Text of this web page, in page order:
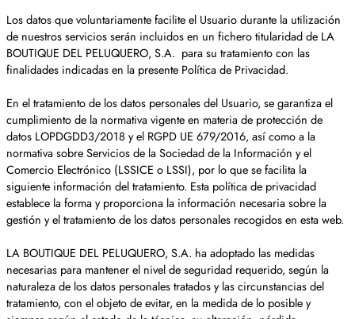
Los datos que voluntariamente facilite el Usuario durante la utilización
de nuestros servicios serán incluidos en un fichero titularidad de LA
BOUTIQUE DEL PELUQUERO, S.A. para su tratamiento con las
finalidades indicadas en la presente Política de Privacidad.
En el tratamiento de los datos personales del Usuario, se garantiza el
cumplimiento de la normativa vigente en materia de protección de
datos LOPDGDD3/2018 y el RGPD UE 679/2016, así como a la
normativa sobre Servicios de la Sociedad de la Información y el
Comercio Electrónico (LSSICE o LSSI), por lo que se facilita la
siguiente información del tratamiento. Esta política de privacidad
establece la forma y proporciona la información necesaria sobre la
gestión y el tratamiento de los datos personales recogidos en esta web.
LA BOUTIQUE DEL PELUQUERO, S.A. ha adoptado las medidas
necesarias para mantener el nivel de seguridad requerido, según la
naturaleza de los datos personales tratados y las circunstancias del
tratamiento, con el objeto de evitar, en la medida de lo posible y